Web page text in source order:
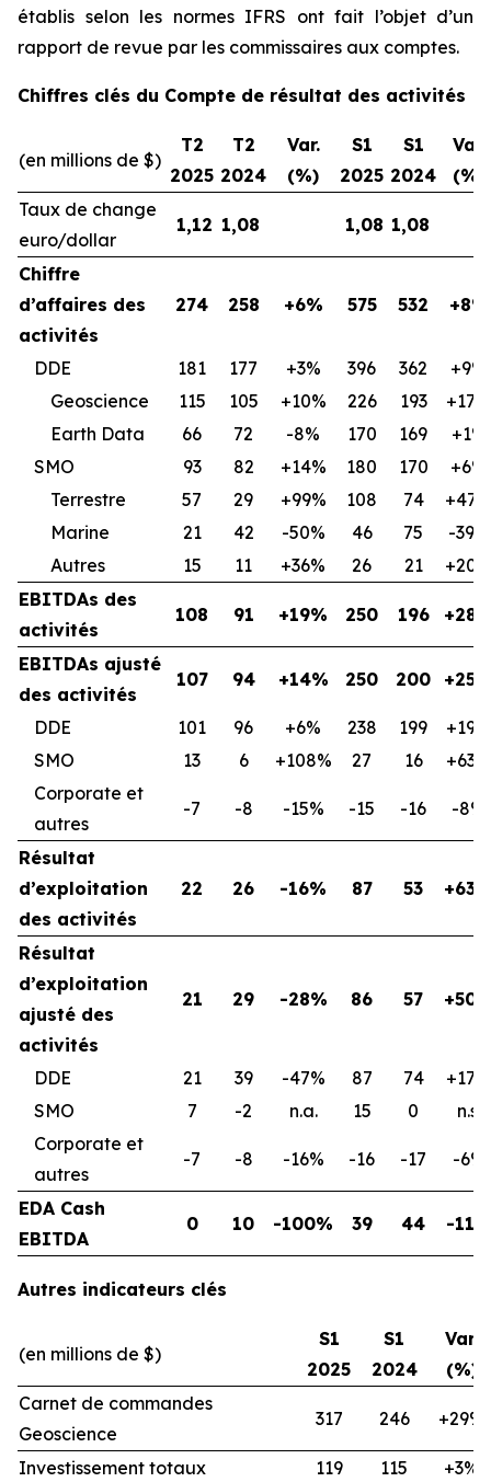
établis selon les normes IFRS ont fait l’objet d’un
rapport de revue par les commissaires aux comptes.
Chiffres clés du Compte de résultat des activités
(en millions de $)
T2
2025
T2
2024
Var.
(%)
S1
2025
S1
2024
Var.
(%)
Taux de change
euro/dollar
1,12 1,08 1,08 1,08
Chiffre
d’affaires des
activités
274 258 +6% 575 532 +8%
DDE 181 177 +3% 396 362
+9%
Geoscience
115 105 +10% 226 193
+17%
Earth Data
66 72 -8% 170 169
+1%
SMO
93 82 +14% 180 170
+6%
Terrestre
57 29 +99% 108 74
+47%
Marine
21 42 -50% 46 75
-39%
Autres
15 11 +36% 26 21
+20%
EBITDAs des
activités
108 91 +19% 250 196
EBITDAs ajusté
des activités
107 94 +14% 250 200
DDE 101 96 +6% 238 199
+19%
SMO
13 6 +108% 27 16
+63%
Corporate et
autres
-7 -8 -15% -15 -16 -8%
Résultat
d’exploitation
des activités
22 26 -16% 87 53
Résultat
d’exploitation
ajusté des
activités
21 29 -28% 86 57
DDE 21 39 -47% 87 74
+17%
SMO
7 -2 n.a. 15 0
n.s.
Corporate et
autres
-7 -8 -16% -16 -17 -6%
EDA Cash
EBITDA
0 10 -100% 39 44 -11%
Autres indicateurs clés
(en millions de $)
S1
2025
S1
2024
Var.
(%)
Carnet de commandes
Geoscience
317 246 +29%
Investissement totaux 119 115
+3%